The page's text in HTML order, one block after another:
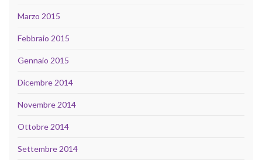
Marzo 2015
Febbraio 2015
Gennaio 2015
Dicembre 2014
Novembre 2014
Ottobre 2014
Settembre 2014